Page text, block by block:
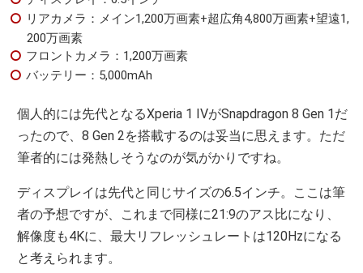
リアカメラ：メイン1,200万画素+超広角4,800万画素+望遠1,
200万画素
フロントカメラ：1,200万画素
バッテリー：5,000mAh
個人的には先代となるXperia 1 IVがSnapdragon 8 Gen 1だ
ったので、8 Gen 2を搭載するのは妥当に思えます。ただ
筆者的には発熱しそうなのが気がかりですね。
ディスプレイは先代と同じサイズの6.5インチ。ここは筆
者の予想ですが、これまで同様に21:9のアス比になり、
解像度も4Kに、最大リフレッシュレートは120Hzになる
と考えられます。